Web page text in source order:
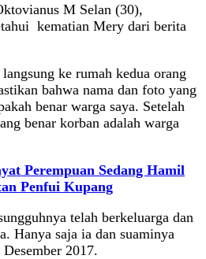
M Selan (30),
kematian Mery dari berita
ke rumah kedua orang
bahwa nama dan foto yang
benar warga saya. Setelah
benar korban adalah warga
Perempuan Sedang Hamil
Penfui Kupang
telah berkeluarga dan
Hanya saja ia dan suaminya
2017.